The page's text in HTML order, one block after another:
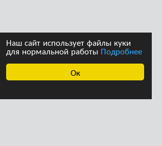
Ок
Наш сайт использует файлы куки
для нормальной работы Подробнее